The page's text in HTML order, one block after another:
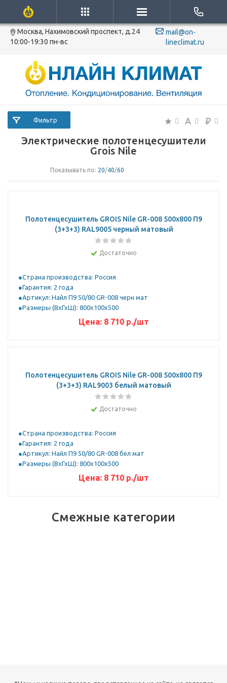
Москва, Нахимовский проспект, д.24
10:00-19:30 пн-вс
mail@on-
lineclimat.ru
Электрические полотенцесушители
Grois Nile
Фильтр
Показывать по: 20/40/60
Полотенцесушитель GROIS Nile GR-008 500х800 П9
(3+3+3) RAL9005 черный матовый
Достаточно
Страна производства: Россия
Гарантия: 2 года
Артикул: Найл П9 50/80 GR-008 черн мат
Размеры (ВхГхШ): 800х100х500
Цена: 8 710 р./шт
Полотенцесушитель GROIS Nile GR-008 500х800 П9
(3+3+3) RAL9003 белый матовый
Достаточно
Страна производства: Россия
Гарантия: 2 года
Артикул: Найл П9 50/80 GR-008 бел мат
Размеры (ВхГхШ): 800х100х500
Цена: 8 710 р./шт
Смежные категории